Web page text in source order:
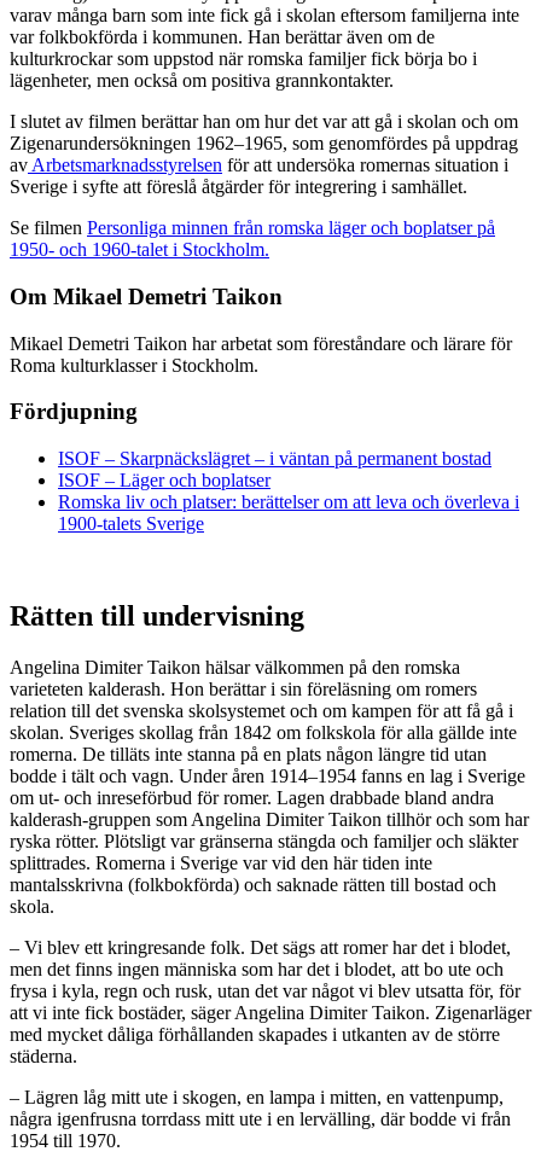
varav många barn som inte fick gå i skolan eftersom familjerna inte
var folkbokförda i kommunen. Han berättar även om de
kulturkrockar som uppstod när romska familjer fick börja bo i
lägenheter, men också om positiva grannkontakter.
I slutet av filmen berättar han om hur det var att gå i skolan och om
Zigenarundersökningen 1962–1965, som genomfördes på uppdrag
av Arbetsmarknadsstyrelsen för att undersöka romernas situation i
Sverige i syfte att föreslå åtgärder för integrering i samhället.
Se filmen Personliga minnen från romska läger och boplatser på
1950- och 1960-talet i Stockholm.
Om Mikael Demetri Taikon
Mikael Demetri Taikon har arbetat som föreståndare och lärare för
Roma kulturklasser i Stockholm.
Fördjupning
ISOF – Skarpnäckslägret – i väntan på permanent bostad
ISOF – Läger och boplatser
Romska liv och platser: berättelser om att leva och överleva i
1900-talets Sverige
Rätten till undervisning
Angelina Dimiter Taikon hälsar välkommen på den romska
varieteten kalderash. Hon berättar i sin föreläsning om romers
relation till det svenska skolsystemet och om kampen för att få gå i
skolan. Sveriges skollag från 1842 om folkskola för alla gällde inte
romerna. De tilläts inte stanna på en plats någon längre tid utan
bodde i tält och vagn. Under åren 1914–1954 fanns en lag i Sverige
om ut- och inreseförbud för romer. Lagen drabbade bland andra
kalderash-gruppen som Angelina Dimiter Taikon tillhör och som har
ryska rötter. Plötsligt var gränserna stängda och familjer och släkter
splittrades. Romerna i Sverige var vid den här tiden inte
mantalsskrivna (folkbokförda) och saknade rätten till bostad och
skola.
– Vi blev ett kringresande folk. Det sägs att romer har det i blodet,
men det finns ingen människa som har det i blodet, att bo ute och
frysa i kyla, regn och rusk, utan det var något vi blev utsatta för, för
att vi inte fick bostäder, säger Angelina Dimiter Taikon. Zigenarläger
med mycket dåliga förhållanden skapades i utkanten av de större
städerna.
– Lägren låg mitt ute i skogen, en lampa i mitten, en vattenpump,
några igenfrusna torrdass mitt ute i en lervälling, där bodde vi från
1954 till 1970.